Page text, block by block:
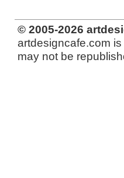
© 2005-2026
artdesigncafe.com
may not be